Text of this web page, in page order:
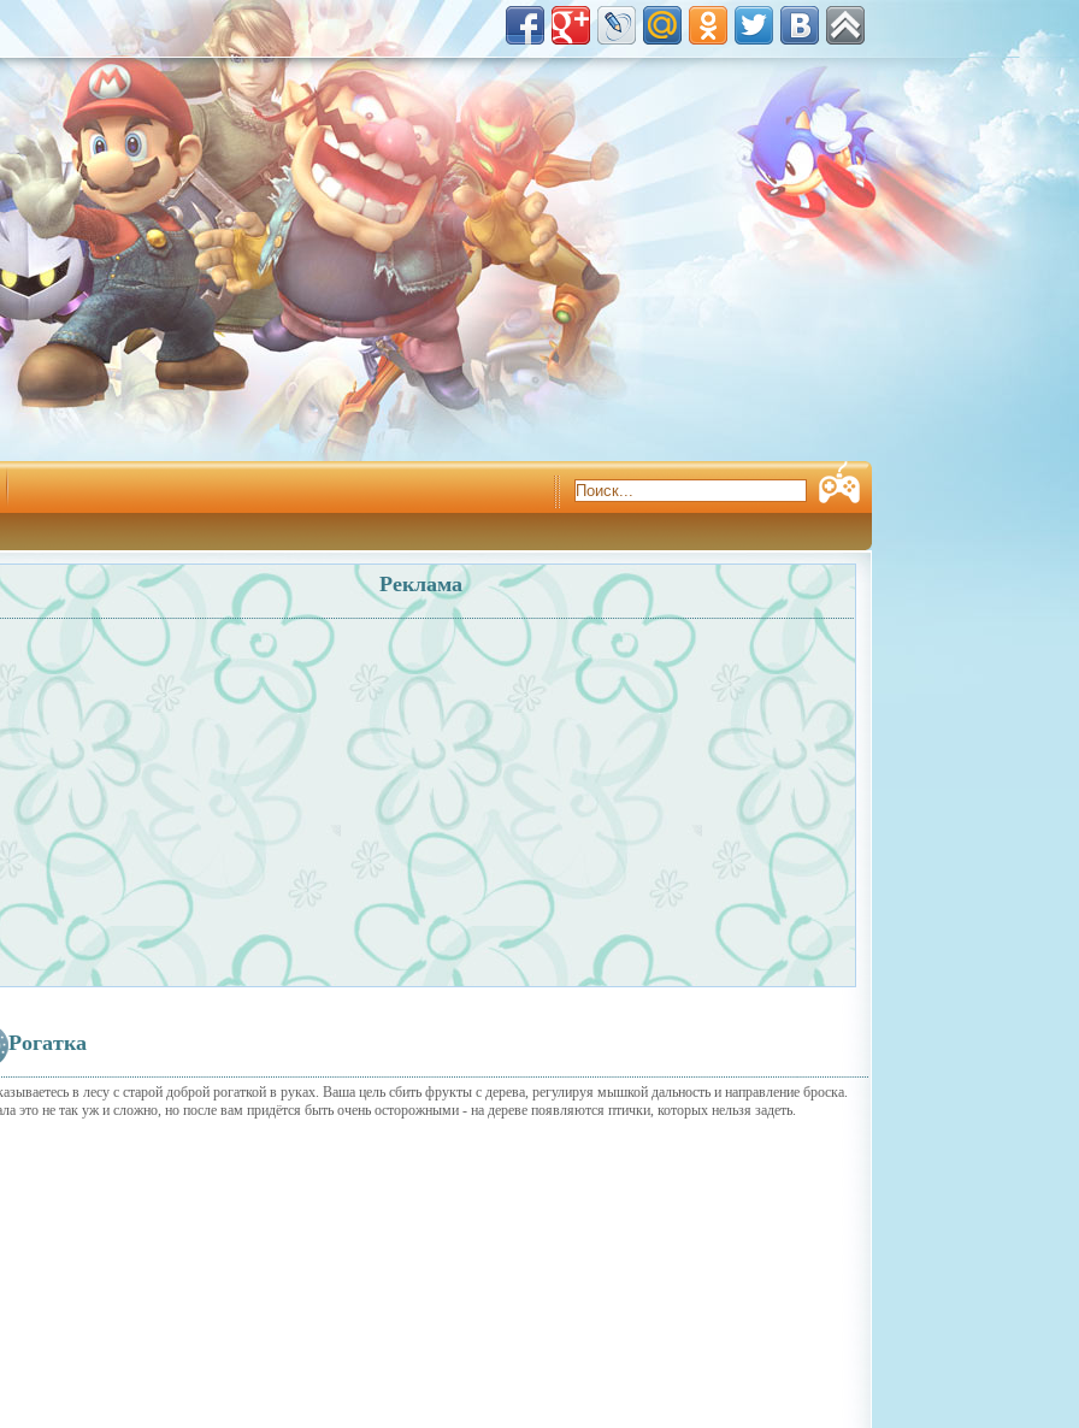
Реклама
Рогатка
в лесу с старой доброй рогаткой в руках. Ваша цель сбить фрукты с дерева, регулируя мышкой дальность и направление броска.
это не так уж и сложно, но после вам придётся быть очень осторожными - на дереве появляются птички, которых нельзя задеть.